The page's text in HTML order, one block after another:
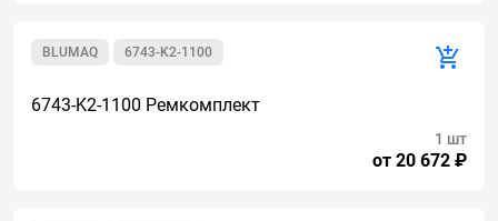
6743-K2-1100
BLUMAQ
6743-K2-1100 Ремкомплект
от 20 672 ₽
1 шт